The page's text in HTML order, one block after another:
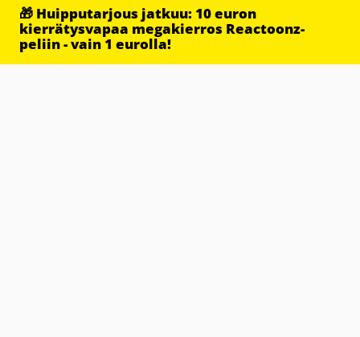
🎁 Huipputarjous jatkuu: 10 euron
kierrätysvapaa megakierros Reactoonz-
peliin - vain 1 eurolla!